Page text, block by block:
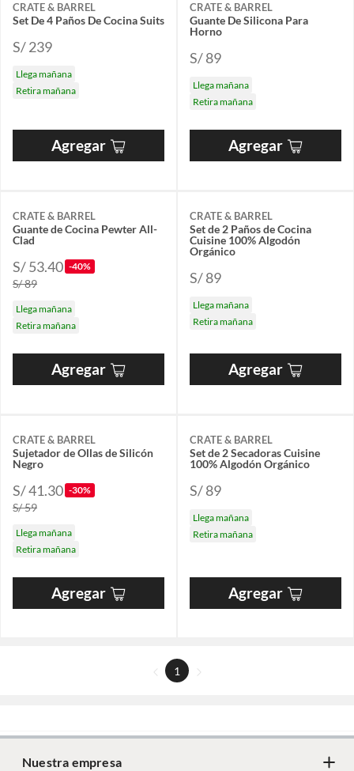
CRATE & BARREL
Set De 4 Paños De Cocina Suits
S/ 239
Llega mañana
Retira mañana
Agregar
CRATE & BARREL
Guante De Silicona Para
Horno
S/ 89
Llega mañana
Retira mañana
Agregar
CRATE & BARREL
Guante de Cocina Pewter All-
Clad
S/ 53.40 -40%
S/ 89
Llega mañana
Retira mañana
Agregar
CRATE & BARREL
Set de 2 Paños de Cocina
Cuisine 100% Algodón
Orgánico
S/ 89
Llega mañana
Retira mañana
Agregar
CRATE & BARREL
Sujetador de Ollas de Silicón
Negro
S/ 41.30 -30%
S/ 59
Llega mañana
Retira mañana
Agregar
CRATE & BARREL
Set de 2 Secadoras Cuisine
100% Algodón Orgánico
S/ 89
Llega mañana
Retira mañana
Agregar
1
Nuestra empresa